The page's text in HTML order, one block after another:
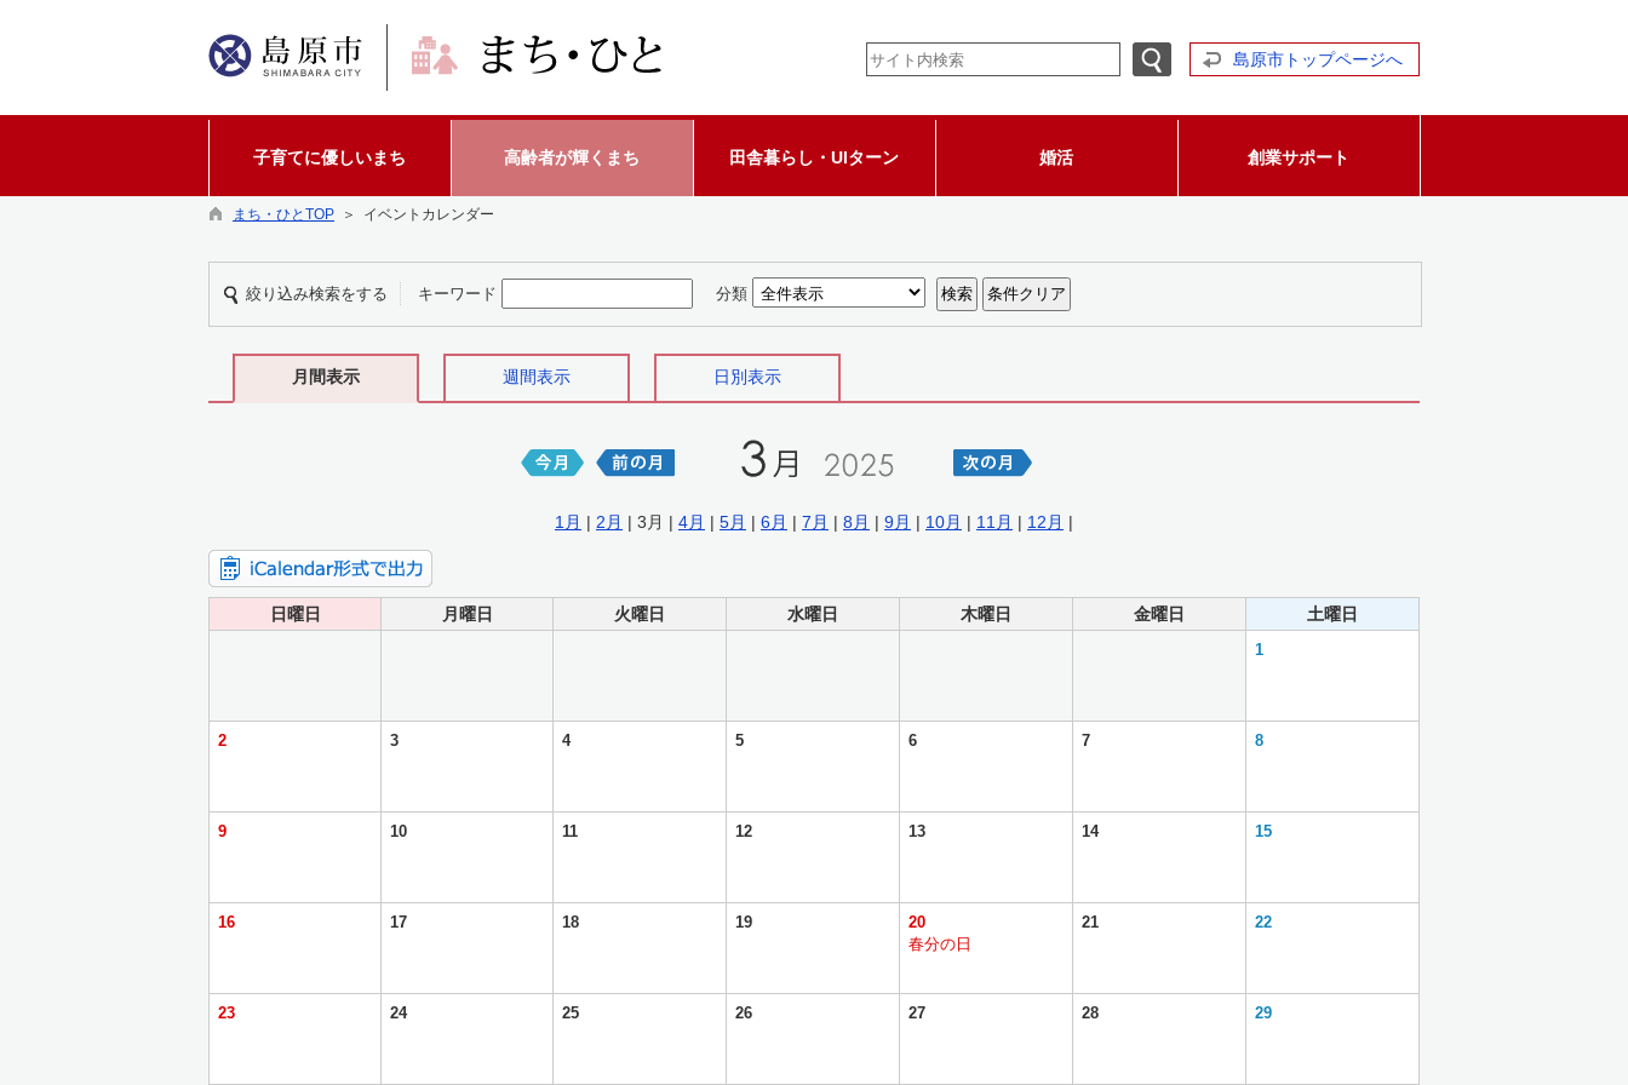
島原市トップページへ
子育てに優しいまち 高齢者が輝くまち 田舎暮らし・UIターン 婚活 創業サポート
まち・ひとTOP ＞ イベントカレンダー
絞り込み検索をする キーワード 分類
月間表示 週間表示 日別表示
1月 | 2月 | 3月 | 4月 | 5月 | 6月 | 7月 | 8月 | 9月 | 10月 | 11月 | 12月 |
日曜日 月曜日 火曜日 水曜日 木曜日 金曜日 土曜日
1
2 3 4 5 6 7 8
9 10 11 12 13 14 15
16 17 18 19
20
春分の日
21 22
23 24 25 26 27 28 29